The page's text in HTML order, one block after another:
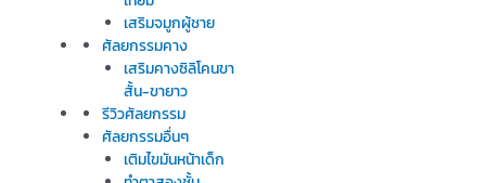
เสริมจมูกผู้ชาย
ศัลยกรรมคาง
เสริมคางซิลิโคนขา
สั้น-ขายาว
รีวิวศัลยกรรม
ศัลยกรรมอื่นๆ
เติมไขมันหน้าเด็ก